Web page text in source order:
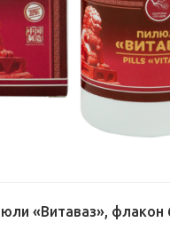
«Витаваз», флакон